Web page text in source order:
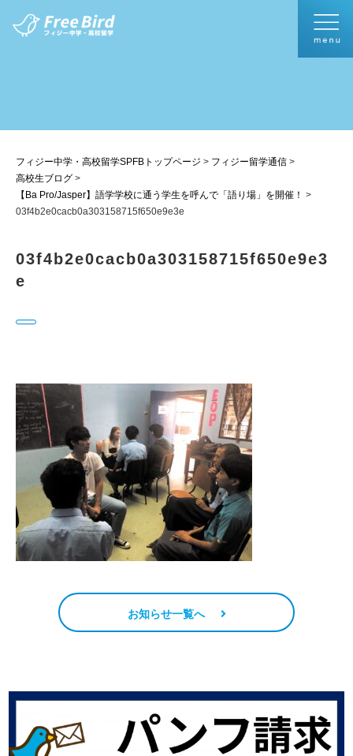
フィジー中学・高校留学SPFBトップページ > フィジー留学通信 >
高校生ブログ >
【Ba Pro/Jasper】語学学校に通う学生を呼んで「語り場」を開催！ >
03f4b2e0cacb0a303158715f650e9e3e
03f4b2e0cacb0a303158715f650e9e3
e
お知らせ一覧へ